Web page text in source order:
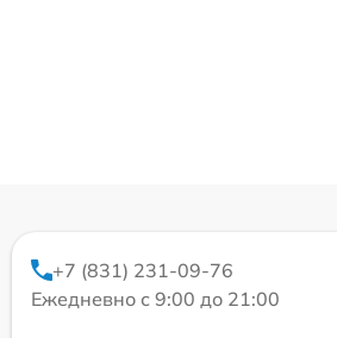
+7 (831) 231-09-76
Ежедневно с 9:00 до 21:00